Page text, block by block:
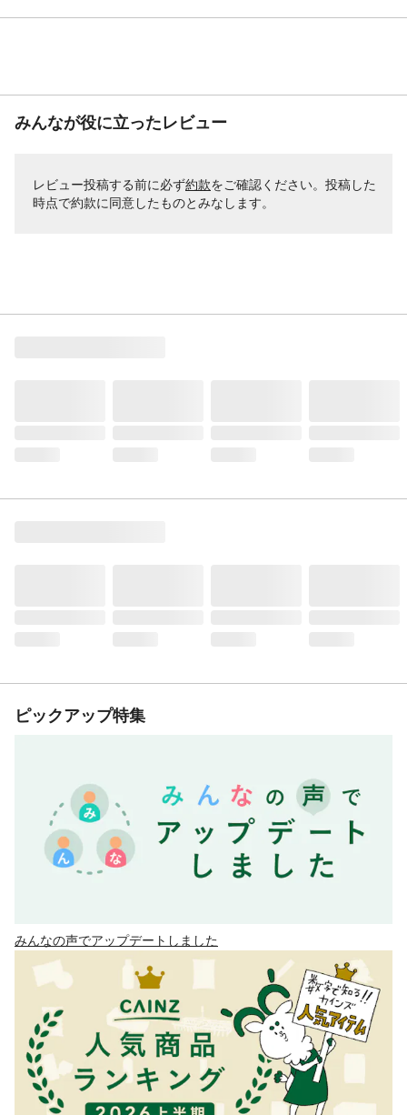
使用量の目安
ショートヘア(髪全体)約2回分 残りは次に
い
みんなが役に立ったレビュー
レビュー投稿する前に必ず約款をご確認ください。投稿した
時点で約款に同意したものとみなします。
ピックアップ特集
みんなの声でアップデートしました